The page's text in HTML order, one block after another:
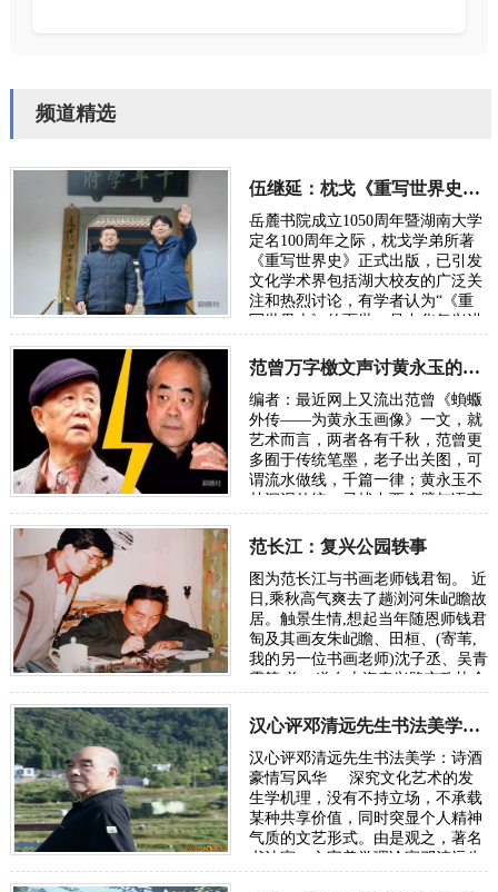
频道精选
伍继延：枕戈《重写世界史》献礼湖大百周年校庆
岳麓书院成立1050周年暨湖南大学
定名100周年之际，枕戈学弟所著
《重写世界史》正式出版，已引发
文化学术界包括湖大校友的广泛关
注和热烈讨论，有学者认为“《重
写世界史》的面世，是中华复兴进
可以说，这…
范曾万字檄文声讨黄永玉的“丑恶灵魂”
编者：最近网上又流出范曾《蝜蝂
外传——为黄永玉画像》一文，就
艺术而言，两者各有千秋，范曾更
多囿于传统笔墨，老子出关图，可
谓流水做线，千篇一律；黄永玉不
甘沉泥传统，寻找中西合璧与语言
与现代的代…
范长江：复兴公园轶事
图为范长江与书画老师钱君匋。 近
日,乘秋高气爽去了趟浏河朱屺瞻故
居。触景生情,想起当年随恩师钱君
匋及其画友朱屺瞻、田桓、(寄苇,
我的另一位书画老师)沈子丞、吴青
霞等,曾一道在上海泰兴路市政协合
在…
汉心评邓清远先生书法美学：诗酒豪情写风华
汉心评邓清远先生书法美学：诗酒
豪情写风华 深究文化艺术的发
生学机理，没有不持立场，不承载
某种共享价值，同时突显个人精神
气质的文艺形式。由是观之，著名
书法家、文字美学理论家邓清远先